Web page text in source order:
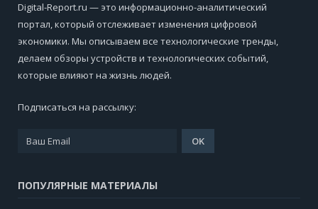
Digital-Report.ru — это информационно-аналитический
портал, который отслеживает изменения цифровой
экономики. Мы описываем все технологические тренды,
делаем обзоры устройств и технологических событий,
которые влияют на жизнь людей.
Подписаться на рассылку:
ПОПУЛЯРНЫЕ МАТЕРИАЛЫ